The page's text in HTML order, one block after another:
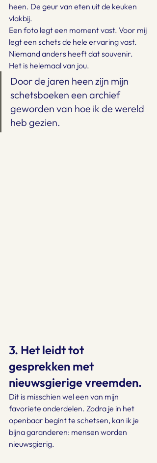
heen. De geur van eten uit de keuken
vlakbij.
Een foto legt een moment vast. Voor mij
legt een schets de hele ervaring vast.
Niemand anders heeft dat souvenir.
Het is helemaal van jou.
Door de jaren heen zijn mijn
schetsboeken een archief
geworden van hoe ik de wereld
heb gezien.
3. Het leidt tot
gesprekken met
nieuwsgierige vreemden.
Dit is misschien wel een van mijn
favoriete onderdelen. Zodra je in het
openbaar begint te schetsen, kan ik je
bijna garanderen: mensen worden
nieuwsgierig.